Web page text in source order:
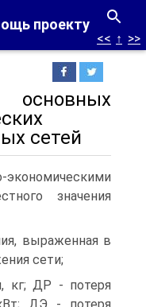
проекту
<< ↑ >>
основных
сетей
значения
выраженная в
сети;
кг; ДР - потеря